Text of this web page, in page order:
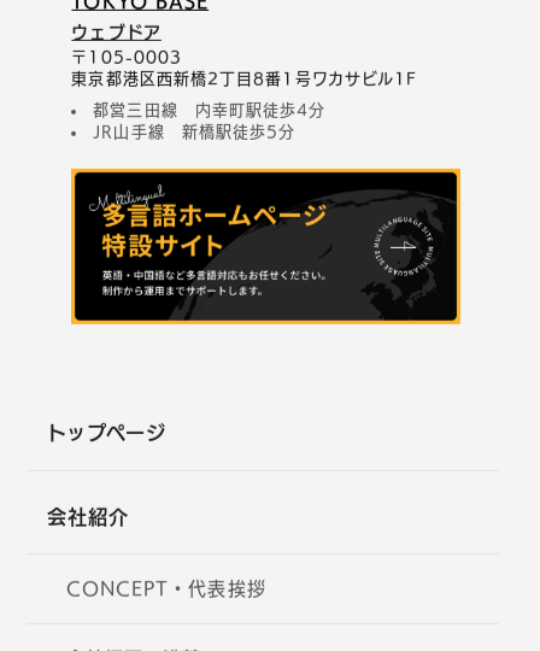
TOKYO BASE
ウェブドア
〒105-0003
東京都港区西新橋2丁目8番1号ワカサビル1F
都営三田線 内幸町駅徒歩4分
JR山手線 新橋駅徒歩5分
トップページ
会社紹介
CONCEPT・代表挨拶